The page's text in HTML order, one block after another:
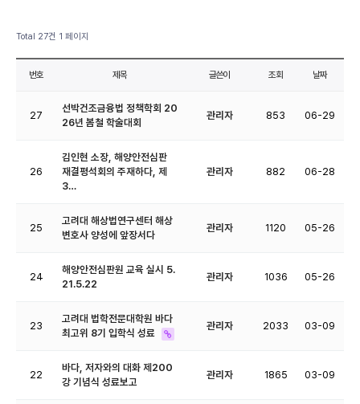
Total 27건 1 페이지
번호 제목 글쓴이 조회 날짜
27
선박건조금융법 정책학회 20
26년 봄철 학술대회
관리자 853 06-29
26
김인현 소장, 해양안전심판
재결평석회의 주재하다, 제
3…
관리자 882 06-28
25
고려대 해상법연구센터 해상
변호사 양성에 앞장서다
관리자 1120 05-26
24
해양안전심판원 교육 실시 5.
21.5.22
관리자 1036 05-26
23
고려대 법학전문대학원 바다
최고위 8기 입학식 성료
관리자 2033 03-09
22
바다, 저자와의 대화 제200
강 기념식 성료보고
관리자 1865 03-09